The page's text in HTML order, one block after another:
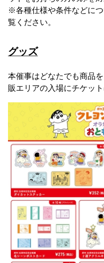
※各種仕様や条件などに
覧ください。
グッズ
本催事はどなたでも商品
販エリアの入場にチケット